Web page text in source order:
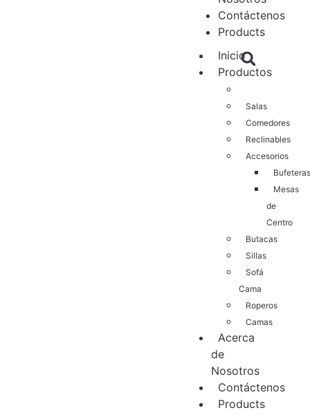
Contáctenos
Products
Inicio
Productos
Salas
Comedores
Reclinables
Accesorios
Bufeteras
Mesas
de
Centro
Butacas
Sillas
Sofá
Cama
Roperos
Camas
Acerca
de
Nosotros
Contáctenos
Products